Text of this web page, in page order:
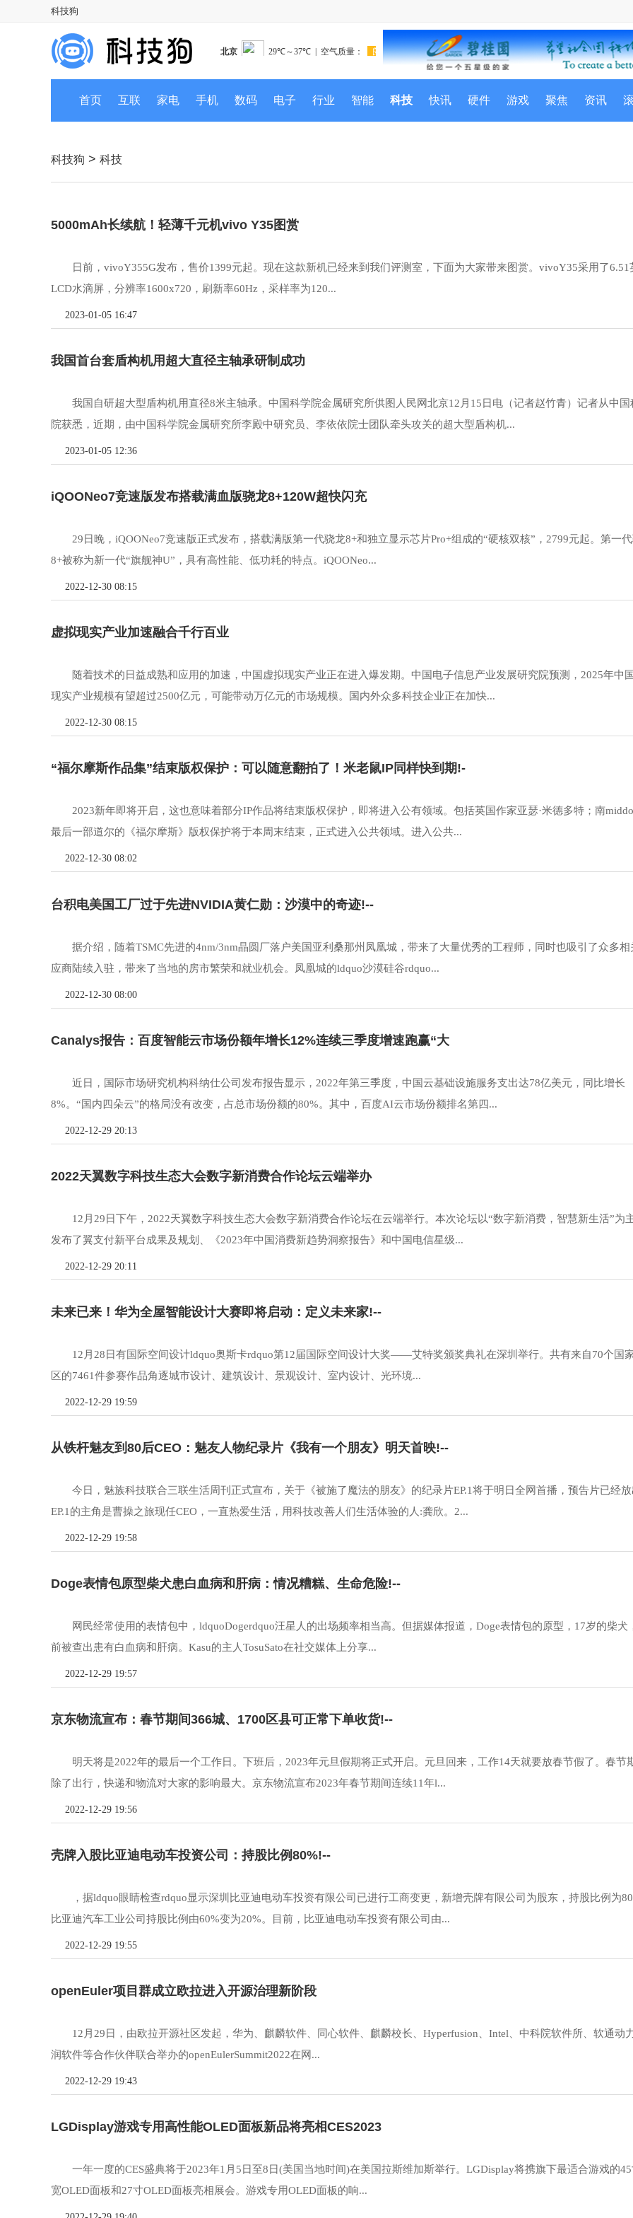
科技狗
首页 互联 家电 手机 数码 电子 行业 智能 科技 快讯 硬件 游戏 聚焦 资讯
科技狗 > 科技
5000mAh长续航！轻薄千元机vivo Y35图赏
日前，vivoY355G发布，售价1399元起。现在这款新机已经来到我们评测室，下面为大家带来图赏。vivoY35采用了6.51
LCD水滴屏，分辨率1600x720，刷新率60Hz，采样率为120...
2023-01-05 16:47
我国首台套盾构机用超大直径主轴承研制成功
我国自研超大型盾构机用直径8米主轴承。中国科学院金属研究所供图人民网北京12月15日电（记者赵竹青）记者从中国
院获悉，近期，由中国科学院金属研究所李殿中研究员、李依依院士团队牵头攻关的超大型盾构机...
2023-01-05 12:36
iQOONeo7竞速版发布搭载满血版骁龙8+120W超快闪充
29日晚，iQOONeo7竞速版正式发布，搭载满版第一代骁龙8+和独立显示芯片Pro+组成的“硬核双核”，2799元起。第一
8+被称为新一代“旗舰神U”，具有高性能、低功耗的特点。iQOONeo...
2022-12-30 08:15
虚拟现实产业加速融合千行百业
随着技术的日益成熟和应用的加速，中国虚拟现实产业正在进入爆发期。中国电子信息产业发展研究院预测，2025年中
现实产业规模有望超过2500亿元，可能带动万亿元的市场规模。国内外众多科技企业正在加快...
2022-12-30 08:15
“福尔摩斯作品集”结束版权保护：可以随意翻拍了！米老鼠IP同样快到期!-
2023新年即将开启，这也意味着部分IP作品将结束版权保护，即将进入公有领域。包括英国作家亚瑟·米德多特；南
最后一部道尔的《福尔摩斯》版权保护将于本周末结束，正式进入公共领域。进入公共...
2022-12-30 08:02
台积电美国工厂过于先进NVIDIA黄仁勋：沙漠中的奇迹!--
据介绍，随着TSMC先进的4nm/3nm晶圆厂落户美国亚利桑那州凤凰城，带来了大量优秀的工程师，同时也吸引了众多相
应商陆续入驻，带来了当地的房市繁荣和就业机会。凤凰城的ldquo沙漠硅谷rdquo...
2022-12-30 08:00
Canalys报告：百度智能云市场份额年增长12%连续三季度增速跑赢“大
近日，国际市场研究机构科纳仕公司发布报告显示，2022年第三季度，中国云基础设施服务支出达78亿美元，同比增长
8%。“国内四朵云”的格局没有改变，占总市场份额的80%。其中，百度AI云市场份额排名第四...
2022-12-29 20:13
2022天翼数字科技生态大会数字新消费合作论坛云端举办
12月29日下午，2022天翼数字科技生态大会数字新消费合作论坛在云端举行。本次论坛以“数字新消费，智慧新生活”为
发布了翼支付新平台成果及规划、《2023年中国消费新趋势洞察报告》和中国电信星级...
2022-12-29 20:11
未来已来！华为全屋智能设计大赛即将启动：定义未来家!--
12月28日有国际空间设计ldquo奥斯卡rdquo第12届国际空间设计大奖——艾特奖颁奖典礼在深圳举行。共有来自70个国
区的7461件参赛作品角逐城市设计、建筑设计、景观设计、室内设计、光环境...
2022-12-29 19:59
从铁杆魅友到80后CEO：魅友人物纪录片《我有一个朋友》明天首映!--
今日，魅族科技联合三联生活周刊正式宣布，关于《被施了魔法的朋友》的纪录片EP.1将于明日全网首播，预告片已经放
EP.1的主角是曹操之旅现任CEO，一直热爱生活，用科技改善人们生活体验的人:龚欣。2...
2022-12-29 19:58
Doge表情包原型柴犬患白血病和肝病：情况糟糕、生命危险!--
网民经常使用的表情包中，ldquoDogerdquo汪星人的出场频率相当高。但据媒体报道，Doge表情包的原型，17岁的柴犬
前被查出患有白血病和肝病。Kasu的主人TosuSato在社交媒体上分享...
2022-12-29 19:57
京东物流宣布：春节期间366城、1700区县可正常下单收货!--
明天将是2022年的最后一个工作日。下班后，2023年元旦假期将正式开启。元旦回来，工作14天就要放春节假了。春节
除了出行，快递和物流对大家的影响最大。京东物流宣布2023年春节期间连续11年l...
2022-12-29 19:56
壳牌入股比亚迪电动车投资公司：持股比例80%!--
，据ldquo眼睛检查rdquo显示深圳比亚迪电动车投资有限公司已进行工商变更，新增壳牌有限公司为股东，持股比例为
比亚迪汽车工业公司持股比例由60%变为20%。目前，比亚迪电动车投资有限公司由...
2022-12-29 19:55
openEuler项目群成立欧拉进入开源治理新阶段
12月29日，由欧拉开源社区发起，华为、麒麟软件、同心软件、麒麟校长、Hyperfusion、Intel、中科院软件所、软通动
润软件等合作伙伴联合举办的openEulerSummit2022在网...
2022-12-29 19:43
LGDisplay游戏专用高性能OLED面板新品将亮相CES2023
一年一度的CES盛典将于2023年1月5日至8日(美国当地时间)在美国拉斯维加斯举行。LGDisplay将携旗下最适合游戏的45
宽OLED面板和27寸OLED面板亮相展会。游戏专用OLED面板的响...